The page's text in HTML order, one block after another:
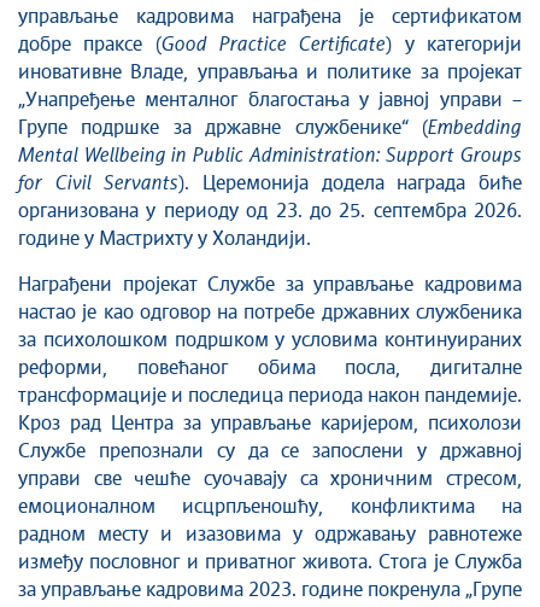
управљање кадровима награђена је сертификатом
добре праксе (Good Practice Certificate) у категорији
иновативне Владе, управљања и политике за пројекат
„Унапређење менталног благостања у јавној управи –
Групе подршке за државне службенике“ (Embedding
Mental Wellbeing in Public Administration: Support Groups
for Civil Servants). Церемонија додела награда биће
организована у периоду од 23. до 25. септембра 2026.
године у Мастрихту у Холандији.
Награђени пројекат Службе за управљање кадровима
настао је као одговор на потребе државних службеника
за психолошком подршком у условима континуираних
реформи, повећаног обима посла, дигиталне
трансформације и последица периода након пандемије.
Кроз рад Центра за управљање каријером, психолози
Службе препознали су да се запослени у државној
управи све чешће суочавају са хроничним стресом,
емоционалном исцрпљеношћу, конфликтима на
радном месту и изазовима у одржавању равнотеже
између пословног и приватног живота. Стога је Служба
за управљање кадровима 2023. године покренула „Групе